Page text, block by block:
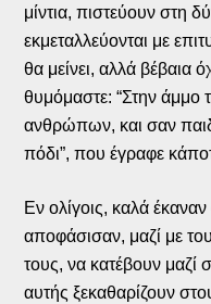
μίντια, πιστεύουν στη
εκμεταλλεύονται με
θα μείνει, αλλά βέβαια
θυμόμαστε: “Στην άμμο
ανθρώπων, και σαν
πόδι”, που έγραφε
Εν ολίγοις, καλά
αποφάσισαν, μαζί με
τους, να κατέβουν μαζί
αυτής ξεκαθαρίζουν